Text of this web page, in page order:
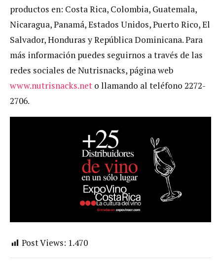
productos en: Costa Rica, Colombia, Guatemala,
Nicaragua, Panamá, Estados Unidos, Puerto Rico, El
Salvador, Honduras y República Dominicana. Para
más información puedes seguirnos a través de las
redes sociales de Nutrisnacks, página web
www.nutrisnacks.net o llamando al teléfono 2272-
2706.
Post Views: 1.470